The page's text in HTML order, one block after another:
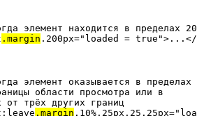
элемент находится в пределах
.margin .200px=" loaded = true ">...</
элемент оказывается в пределах
области просмотра или в
трёх других границ
.margin .10%.25px.25.25px="